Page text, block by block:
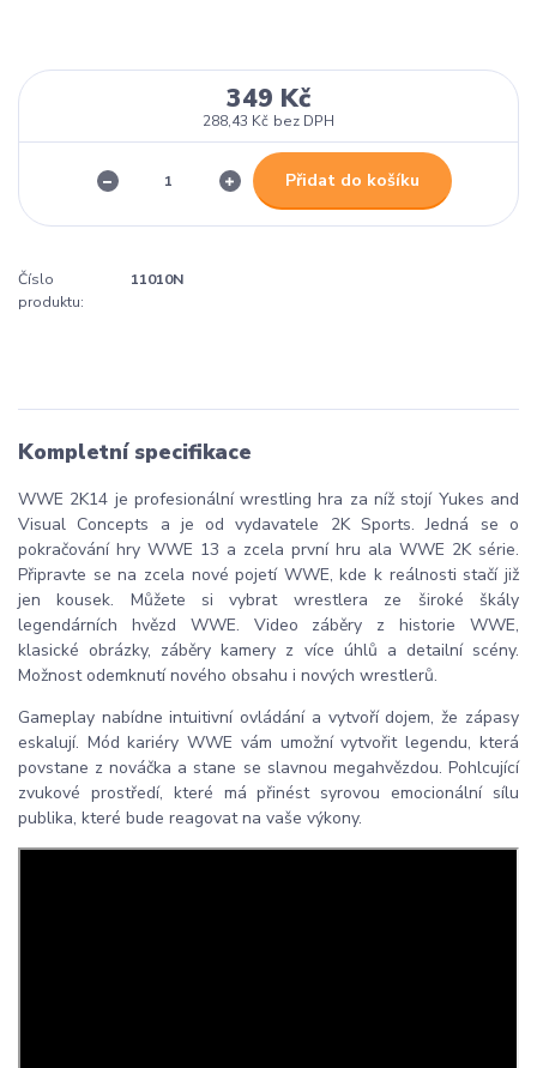
349 Kč
288,43 Kč bez DPH
Přidat do košíku
Číslo
produktu:
11010N
Kompletní specifikace
WWE 2K14 je profesionální wrestling hra za níž stojí Yukes and
Visual Concepts a je od vydavatele 2K Sports. Jedná se o
pokračování hry WWE 13 a zcela první hru ala WWE 2K série.
Připravte se na zcela nové pojetí WWE, kde k reálnosti stačí již
jen kousek. Můžete si vybrat wrestlera ze široké škály
legendárních hvězd WWE. Video záběry z historie WWE,
klasické obrázky, záběry kamery z více úhlů a detailní scény.
Možnost odemknutí nového obsahu i nových wrestlerů.
Gameplay nabídne intuitivní ovládání a vytvoří dojem, že zápasy
eskalují. Mód kariéry WWE vám umožní vytvořit legendu, která
povstane z nováčka a stane se slavnou megahvězdou. Pohlcující
zvukové prostředí, které má přinést syrovou emocionální sílu
publika, které bude reagovat na vaše výkony.